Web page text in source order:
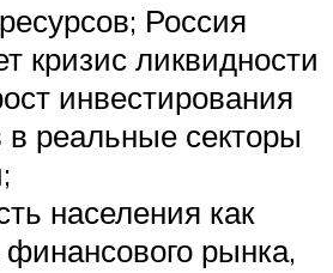
Россия
кризис ликвидности
инвестирования
в реальные секторы
населения как
финансового рынка,